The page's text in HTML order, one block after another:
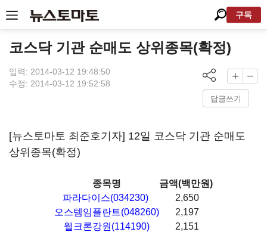
구독
코스닥 기관 순매도 상위종목(확정)
입력: 2014-03-12 19:48:50
수정: 2014-03-12 19:52:58
답글쓰기
[뉴스토마토 최준호기자] 12일 코스닥 기관 순매도
상위종목(확정)
종목명
금액(백만원)
파라다이스(034230)
2,650
오스템임플란트(048260)
2,197
웰크론강원(114190)
2,151